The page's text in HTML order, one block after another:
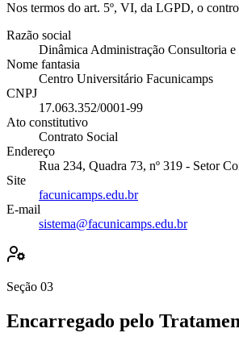
Nos termos do art. 5º, VI, da LGPD, o
Razão social
Dinâmica Administração Consultoria
Nome fantasia
Centro Universitário Facunicamps
CNPJ
17.063.352/0001-99
Ato constitutivo
Contrato Social
Endereço
Rua 234, Quadra 73, nº 319 - Setor
Site
facunicamps.edu.br
E-mail
sistema@facunicamps.edu.br
Seção 03
Encarregado pelo